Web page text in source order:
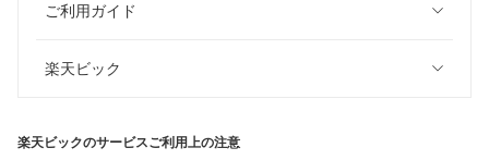
ご利用ガイド
楽天ビック
楽天ビックのサービスご利用上の注意